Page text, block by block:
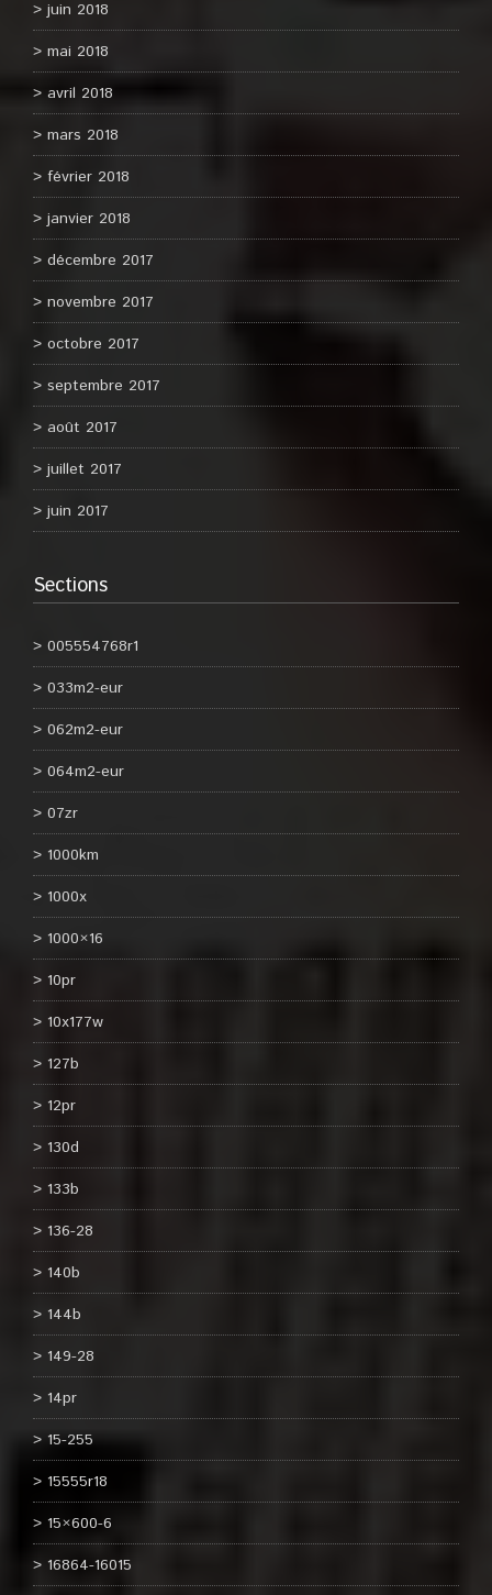
juin 2018
mai 2018
avril 2018
mars 2018
février 2018
janvier 2018
décembre 2017
novembre 2017
octobre 2017
septembre 2017
août 2017
juillet 2017
juin 2017
Sections
005554768r1
033m2-eur
062m2-eur
064m2-eur
07zr
1000km
1000x
1000×16
10pr
10x177w
127b
12pr
130d
133b
136-28
140b
144b
149-28
14pr
15-255
15555r18
15×600-6
16864-16015